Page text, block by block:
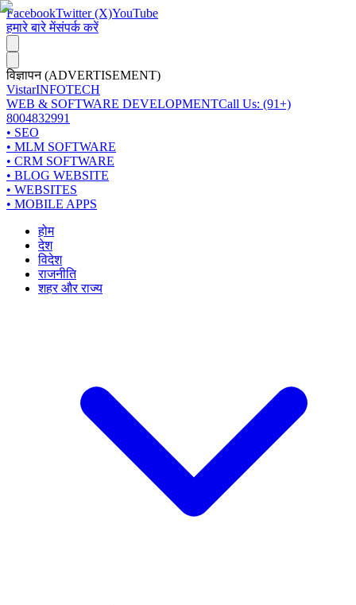
FacebookTwitter (X)YouTube
हमारे बारे मेंसंपर्क करें
विज्ञापन (ADVERTISEMENT)
VistarINFOTECH
WEB & SOFTWARE DEVELOPMENTCall Us: (91+)
8004832991
• SEO
• MLM SOFTWARE
• CRM SOFTWARE
• BLOG WEBSITE
• WEBSITES
• MOBILE APPS
होम
देश
विदेश
राजनीति
शहर और राज्य